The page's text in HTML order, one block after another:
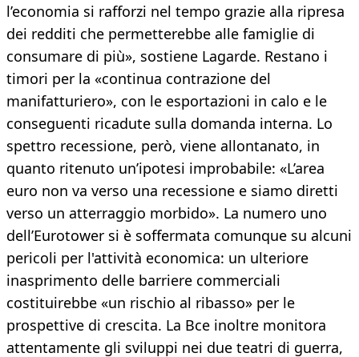
l’economia si rafforzi nel tempo grazie alla ripresa
dei redditi che permetterebbe alle famiglie di
consumare di più», sostiene Lagarde. Restano i
timori per la «continua contrazione del
manifatturiero», con le esportazioni in calo e le
conseguenti ricadute sulla domanda interna. Lo
spettro recessione, però, viene allontanato, in
quanto ritenuto un’ipotesi improbabile: «L’area
euro non va verso una recessione e siamo diretti
verso un atterraggio morbido». La numero uno
dell’Eurotower si è soffermata comunque su alcuni
pericoli per l'attività economica: un ulteriore
inasprimento delle barriere commerciali
costituirebbe «un rischio al ribasso» per le
prospettive di crescita. La Bce inoltre monitora
attentamente gli sviluppi nei due teatri di guerra,